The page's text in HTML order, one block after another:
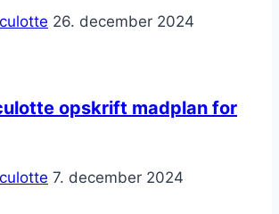
26. december 2024
opskrift madplan for
7. december 2024